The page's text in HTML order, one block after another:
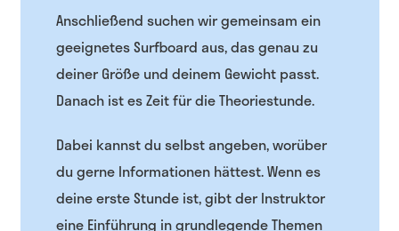
Anschließend suchen wir gemeinsam ein
geeignetes Surfboard aus, das genau zu
deiner Größe und deinem Gewicht passt.
Danach ist es Zeit für die Theoriestunde.
Dabei kannst du selbst angeben, worüber
du gerne Informationen hättest. Wenn es
deine erste Stunde ist, gibt der Instruktor
eine Einführung in grundlegende Themen